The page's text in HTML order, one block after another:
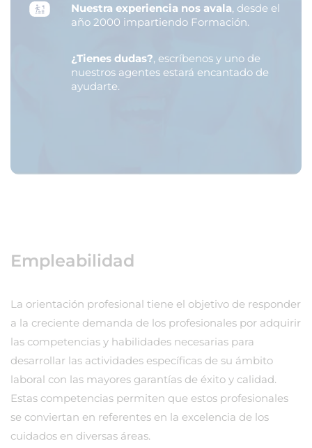
Nuestra experiencia nos avala, desde el
año 2000 impartiendo Formación.
¿Tienes dudas?, escríbenos y uno de
nuestros agentes estará encantado de
ayudarte.
Empleabilidad
La orientación profesional tiene el objetivo de responder
a la creciente demanda de los profesionales por adquirir
las competencias y habilidades necesarias para
desarrollar las actividades específicas de su ámbito
laboral con las mayores garantías de éxito y calidad.
Estas competencias permiten que estos profesionales
se conviertan en referentes en la excelencia de los
cuidados en diversas áreas.